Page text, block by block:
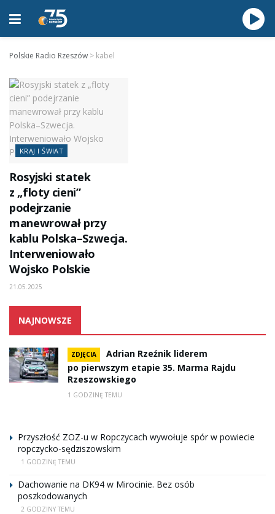
Polskie Radio Rzeszów > kabel
KRAJ I ŚWIAT
Rosyjski statek
z „floty cieni”
podejrzanie
manewrował przy
kablu Polska–Szwecja.
Interweniowało
Wojsko Polskie
21.05.2025
NAJNOWSZE
ZDJĘCIA
Adrian Rzeźnik liderem
po pierwszym etapie 35. Marma Rajdu
Rzeszowskiego
1 GODZINĘ TEMU
Przyszłość ZOZ-u w Ropczycach wywołuje spór w powiecie
ropczycko-sędziszowskim
1 GODZINĘ TEMU
Dachowanie na DK94 w Mirocinie. Bez osób
poszkodowanych
2 GODZINY TEMU